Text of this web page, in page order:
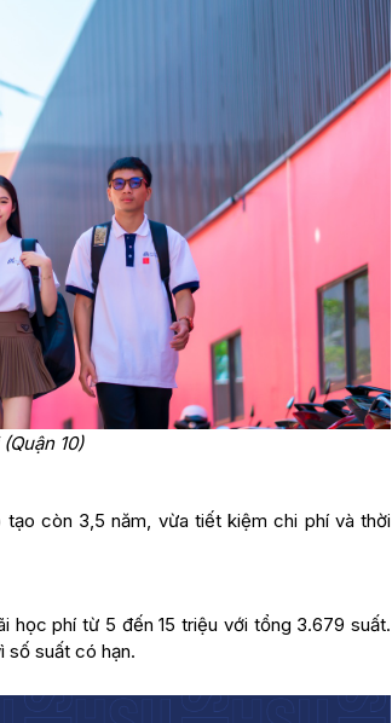
10)
còn 3,5 năm, vừa tiết kiệm chi phí và thời
học phí từ 5 đến 15 triệu với tổng 3.679 suất.
số suất có hạn.